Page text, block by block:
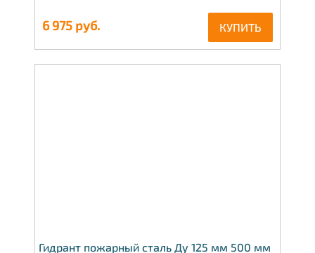
6 975 руб. КУПИТЬ
Гидрант пожарный сталь Ду 125 мм 500 мм